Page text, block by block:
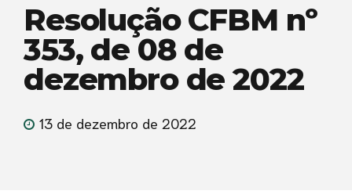
Resolução CFBM nº
353, de 08 de
dezembro de 2022
13 de dezembro de 2022